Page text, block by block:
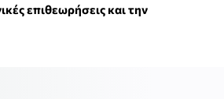
επιθεωρήσεις και την